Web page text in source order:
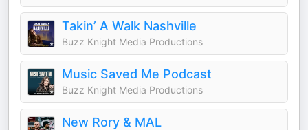
Takin’ A Walk Nashville
Buzz Knight Media Productions
Music Saved Me Podcast
Buzz Knight Media Productions
New Rory & MAL